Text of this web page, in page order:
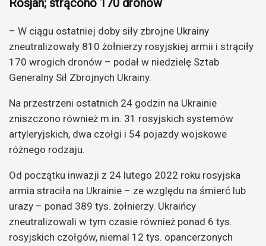
Rosjan; strącono 170 dronów
– W ciągu ostatniej doby siły zbrojne Ukrainy
zneutralizowały 810 żołnierzy rosyjskiej armii i strąciły
170 wrogich dronów – podał w niedzielę Sztab
Generalny Sił Zbrojnych Ukrainy.
Na przestrzeni ostatnich 24 godzin na Ukrainie
zniszczono również m.in. 31 rosyjskich systemów
artyleryjskich, dwa czołgi i 54 pojazdy wojskowe
różnego rodzaju.
Od początku inwazji z 24 lutego 2022 roku rosyjska
armia straciła na Ukrainie – ze względu na śmierć lub
urazy – ponad 389 tys. żołnierzy. Ukraińcy
zneutralizowali w tym czasie również ponad 6 tys.
rosyjskich czołgów, niemal 12 tys. opancerzonych